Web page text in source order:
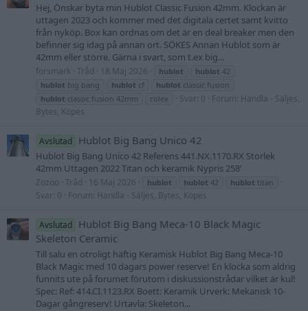
Hej, Önskar byta min Hublot Classic Fusion 42mm. Klockan är
uttagen 2023 och kommer med det digitala certet samt kvitto
från nyköp. Box kan ordnas om det är en deal breaker men den
befinner sig idag på annan ort. SÖKES Annan Hublot som är
42mm eller större. Gärna i svart, som t.ex big...
forsmark Tråd 18 Maj 2026 hublot hublot 42
hublot big bang hublot cf hublot classic fusion
hublot classic fusion 42mm rolex Svar: 0 Forum: Handla - Säljes,
Bytes, Köpes
Avslutad Hublot Big Bang Unico 42
Hublot Big Bang Unico 42 Referens 441.NX.1170.RX Storlek
42mm Uttagen 2022 Titan och keramik Nypris 258’
Zozoo Tråd 16 Maj 2026 hublot hublot 42 hublot titan
Svar: 0 Forum: Handla - Säljes, Bytes, Köpes
Avslutad
Hublot Big Bang Meca-10 Black Magic
Skeleton Ceramic
Till salu en otroligt häftig Keramisk Hublot Big Bang Meca-10
Black Magic med 10 dagars power reserve! En klocka som aldrig
funnits ute på forumet förutom i diskussionstrådar vilket är kul!
Spec: Ref: 414.CI.1123.RX Boett: Keramik Urverk: Mekanisk 10-
Dagar gångreserv! Urtavla: Skeleton...